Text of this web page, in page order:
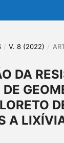
/ V. 8 (2022) /
DA
A